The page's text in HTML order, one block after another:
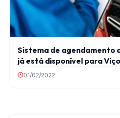
Sistema de agendamento
já está disponível para
01/02/2022